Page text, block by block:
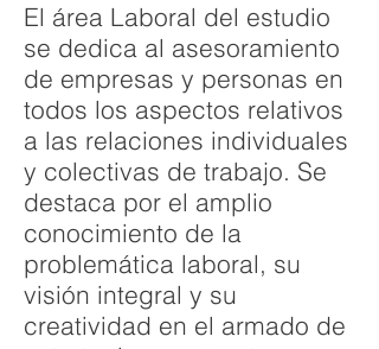
El área Laboral del estudio
se dedica al asesoramiento
de empresas y personas en
todos los aspectos relativos
a las relaciones individuales
y colectivas de trabajo. Se
destaca por el amplio
conocimiento de la
problemática laboral, su
visión integral y su
creatividad en el armado de